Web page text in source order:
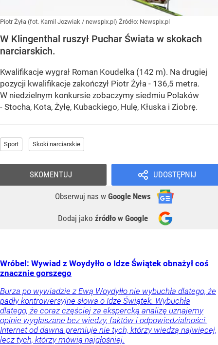
Piotr Żyła (fot. Kamil Jozwiak / newspix.pl) Źródło: Newspix.pl
W Klingenthal ruszył Puchar Świata w skokach
narciarskich.
Kwalifikacje wygrał Roman Koudelka (142 m). Na drugiej
pozycji kwalifikacje zakończył Piotr Żyła - 136,5 metra.
W niedzielnym konkursie zobaczymy siedmiu Polaków
- Stocha, Kota, Żyłę, Kubackiego, Hulę, Kłuska i Ziobrę.
Sport Skoki narciarskie
UDOSTĘPNIJ
Obserwuj nas w Google News
Dodaj jako źródło w Google
SKOMENTUJ
Wróbel: Wywiad z Woydyłło o Idze Świątek obnażył coś
znacznie gorszego
Burza po wywiadzie z Ewą Woydyłło nie wybuchła dlatego, że
padły kontrowersyjne słowa o Idze Świątek. Wybuchła
dlatego, że coraz częściej za ekspercką analizę uznajemy
opinie wygłaszane bez wiedzy, faktów i odpowiedzialności.
Internet od dawna premiuje nie tych, którzy wiedzą najwięcej,
lecz tych, którzy mówią najgłośniej.